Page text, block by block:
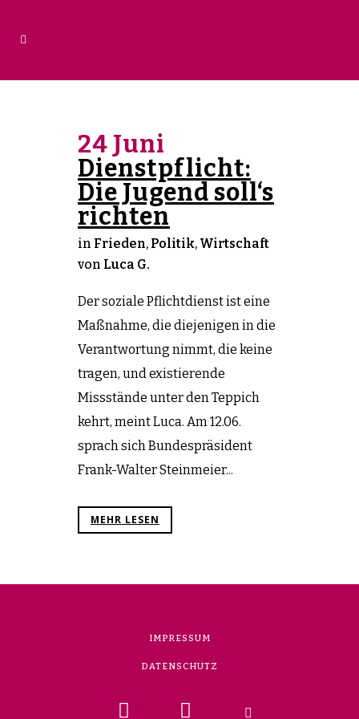
24 Juni
Dienstpflicht:
Die Jugend soll‘s
richten
in Frieden, Politik, Wirtschaft
von Luca G.
Der soziale Pflichtdienst ist eine
Maßnahme, die diejenigen in die
Verantwortung nimmt, die keine
tragen, und existierende
Missstände unter den Teppich
kehrt, meint Luca. Am 12.06.
sprach sich Bundespräsident
Frank-Walter Steinmeier...
MEHR LESEN
IMPRESSUM
DATENSCHUTZ